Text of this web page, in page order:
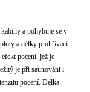
a pohybuje se v
a délky prohřívací
pocení, jež je
je při saunováni i
pocení. Délka